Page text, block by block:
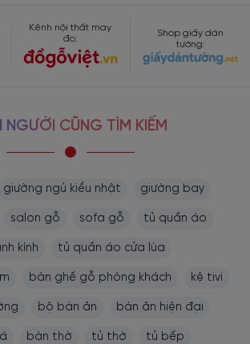
đẹp hiện đại với kệ trưng bày và ngăn tủ đa
gia chủ thoải mái trưng bày được bộ sưu tập
vừa vặn lấp đầy các khoảng trống không
Kênh nội thất may
đo:
Shop giấy dán
tường:
NGƯỜI CŨNG TÌM KIẾM
giường ngủ kiểu nhật giường bay
salon gỗ sofa gỗ tủ quần áo
kính tủ quần áo cửa lùa
bàn ghế gỗ phòng khách kệ tivi
bộ bàn ăn bàn ăn hiện đại
bàn thờ tủ thờ tủ bếp